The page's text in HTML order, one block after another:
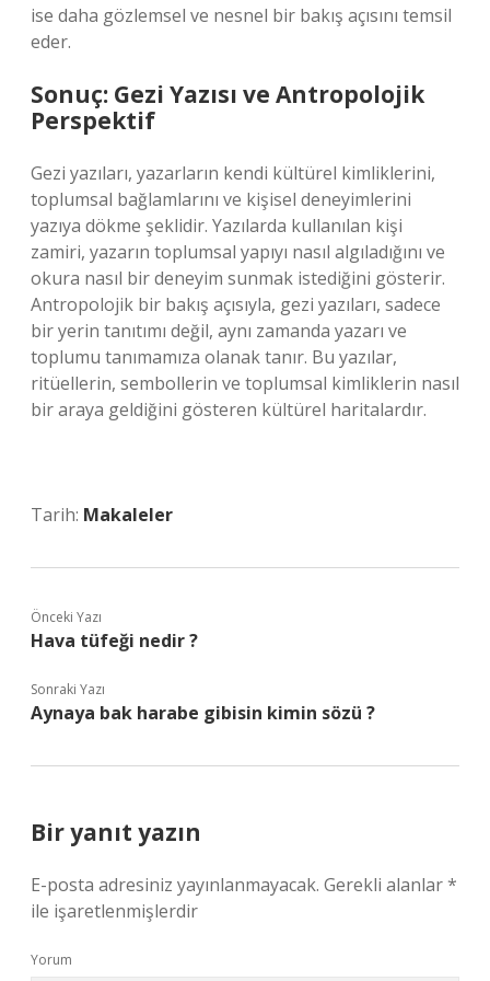
ise daha gözlemsel ve nesnel bir bakış açısını temsil
eder.
Sonuç: Gezi Yazısı ve Antropolojik
Perspektif
Gezi yazıları, yazarların kendi kültürel kimliklerini,
toplumsal bağlamlarını ve kişisel deneyimlerini
yazıya dökme şeklidir. Yazılarda kullanılan kişi
zamiri, yazarın toplumsal yapıyı nasıl algıladığını ve
okura nasıl bir deneyim sunmak istediğini gösterir.
Antropolojik bir bakış açısıyla, gezi yazıları, sadece
bir yerin tanıtımı değil, aynı zamanda yazarı ve
toplumu tanımamıza olanak tanır. Bu yazılar,
ritüellerin, sembollerin ve toplumsal kimliklerin nasıl
bir araya geldiğini gösteren kültürel haritalardır.
Tarih: Makaleler
Önceki Yazı
Hava tüfeği nedir ?
Sonraki Yazı
Aynaya bak harabe gibisin kimin sözü ?
Bir yanıt yazın
E-posta adresiniz yayınlanmayacak. Gerekli alanlar*
ile işaretlenmişlerdir
Yorum